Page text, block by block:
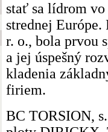
stať sa lídrom
strednej
r. o., bola prvou
a jej úspešný
kladenia
firiem.
BC TORSION,